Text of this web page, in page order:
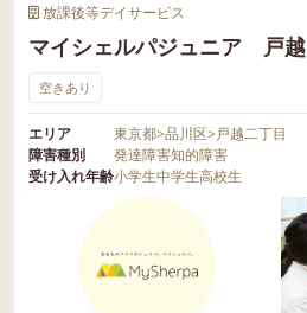
放課後等デイサービス
マイシェルパジュニア 戸越
空きあり
エリア 東京都>品川区>戸越二丁目
障害種別
発達障害知的障害
受け入れ年齢小学生中学生高校生